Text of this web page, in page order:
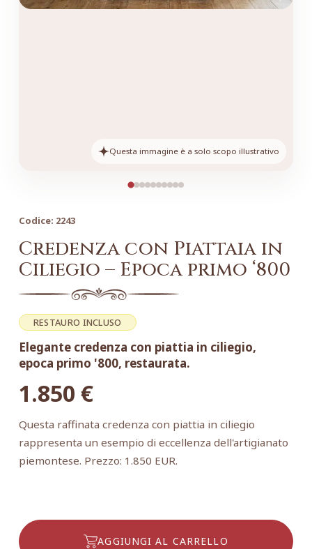
Questa immagine è a solo scopo illustrativo
Codice: 2243
Credenza con Piattaia in
Ciliegio – Epoca primo ‘800
RESTAURO INCLUSO
Elegante credenza con piattia in ciliegio,
epoca primo '800, restaurata.
1.850 €
Questa raffinata credenza con piattia in ciliegio
rappresenta un esempio di eccellenza dell'artigianato
piemontese. Prezzo: 1.850 EUR.
AGGIUNGI AL CARRELLO